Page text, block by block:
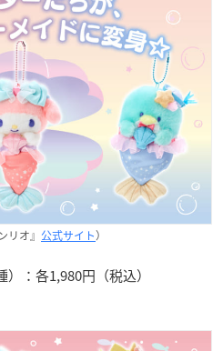
リオ』 公式サイト）
：各1,980円（税込）